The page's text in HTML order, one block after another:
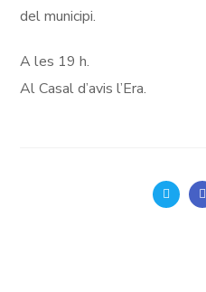
del municipi.
A les 19 h.
Al Casal d’avis l’Era.